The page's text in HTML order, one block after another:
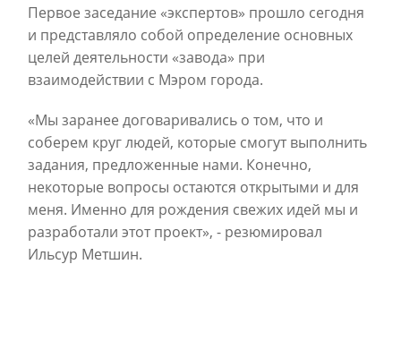
Первое заседание «экспертов» прошло сегодня
и представляло собой определение основных
целей деятельности «завода» при
взаимодействии с Мэром города.
«Мы заранее договаривались о том, что и
соберем круг людей, которые смогут выполнить
задания, предложенные нами. Конечно,
некоторые вопросы остаются открытыми и для
меня. Именно для рождения свежих идей мы и
разработали этот проект», - резюмировал
Ильсур Метшин.